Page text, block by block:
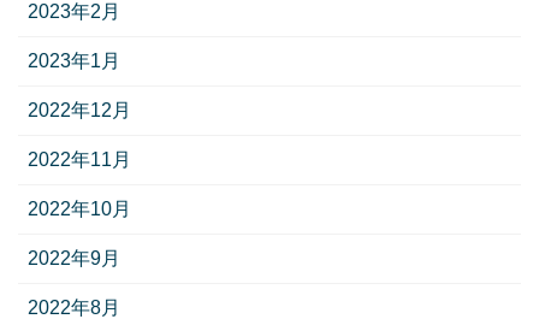
2023年2月
2023年1月
2022年12月
2022年11月
2022年10月
2022年9月
2022年8月